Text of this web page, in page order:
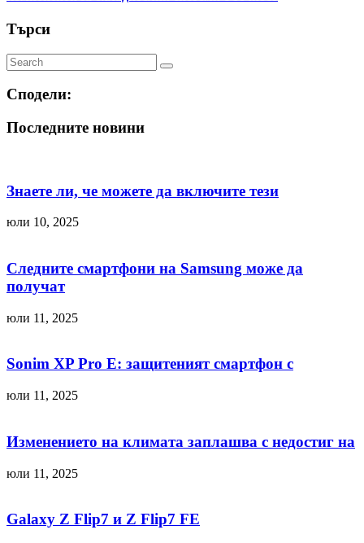
Търси
Сподели:
Последните новини
Знаете ли, че можете да включите тези
юли 10, 2025
Следните смартфони на Samsung може да
получат
юли 11, 2025
Sonim XP Pro E: защитеният смартфон с
юли 11, 2025
Изменението на климата заплашва с недостиг на
юли 11, 2025
Galaxy Z Flip7 и Z Flip7 FE